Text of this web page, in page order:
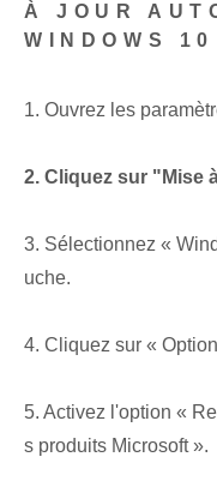
À JOUR
WINDOWS 10
1. Ouvrez les
2. Cliquez sur "Mise
3. Sélectionnez «
uche.
4. Cliquez sur «
5. Activez l'option «
s produits Microsoft ».